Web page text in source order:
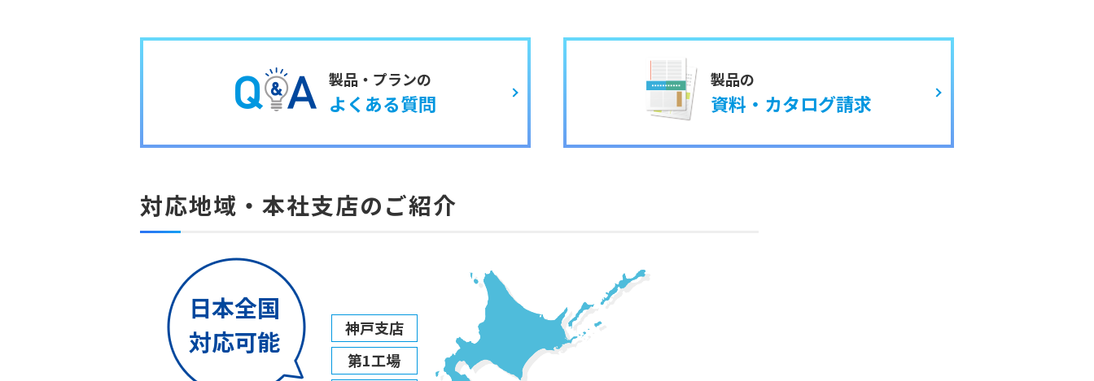
製品・プランの
よくある質問
製品の
資料・カタログ請求
対応地域・本社支店のご紹介
日本全国
対応可能
神戸支店
第1工場